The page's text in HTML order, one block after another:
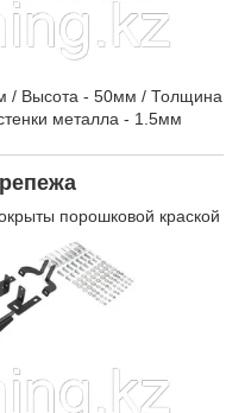
/ Высота - 50мм / Толщина
металла - 1.5мм
порошковой краской